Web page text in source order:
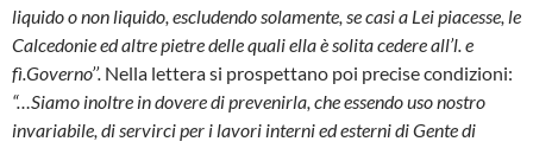
liquido o non liquido, escludendo solamen­te, se casi a Lei piacesse, le
Calcedonie ed al­tre pietre delle quali ella è solita cedere all’l. e
fì.Governo’’. Nella lettera si prospettano poi precise condizioni:
“…Siamo inoltre in dove­re di prevenirla, che essendo uso nostro
inva­riabile, di servirci per i lavori interni ed esterni di Gente di